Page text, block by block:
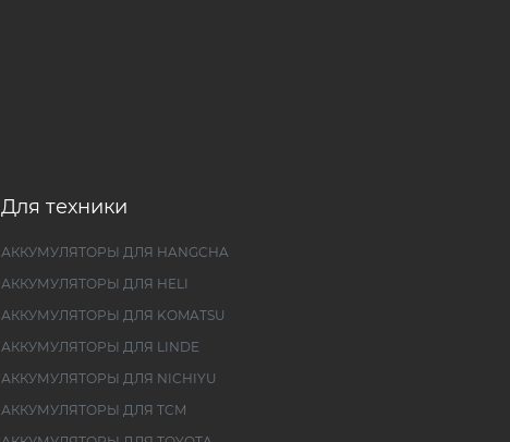
Для техники
АККУМУЛЯТОРЫ ДЛЯ HANGCHA
АККУМУЛЯТОРЫ ДЛЯ HELI
АККУМУЛЯТОРЫ ДЛЯ KOMATSU
АККУМУЛЯТОРЫ ДЛЯ LINDE
АККУМУЛЯТОРЫ ДЛЯ NICHIYU
АККУМУЛЯТОРЫ ДЛЯ TCM